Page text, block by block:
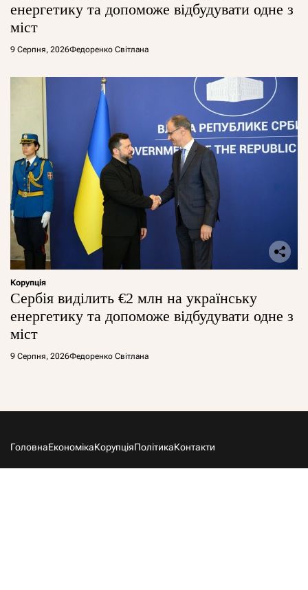
енергетику та допоможе відбудувати одне з
міст
9 Серпня, 2026Федоренко Світлана
Корупція
Сербія виділить €2 млн на українську
енергетику та допоможе відбудувати одне з
міст
9 Серпня, 2026Федоренко Світлана
ГоловнаЕкономікаКорупціяПолітикаКонтакти